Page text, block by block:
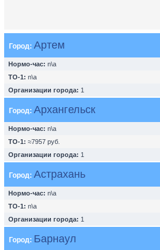
Город: Артем
Нормо-час: n\a
ТО-1: n\a
Организации города: 1
Город: Архангельск
Нормо-час: n\a
ТО-1: ≈7957 руб.
Организации города: 1
Город: Астрахань
Нормо-час: n\a
ТО-1: n\a
Организации города: 1
Город: Барнаул